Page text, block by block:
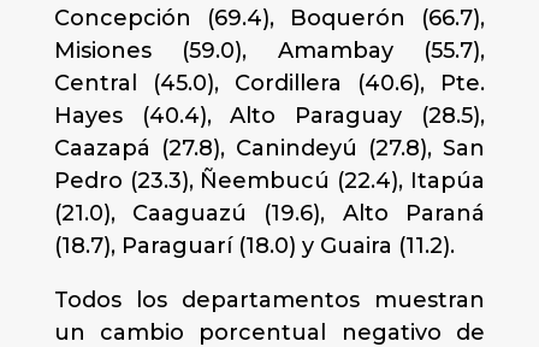
Concepción (69.4), Boquerón (66.7),
Misiones (59.0), Amambay (55.7),
Central (45.0), Cordillera (40.6), Pte.
Hayes (40.4), Alto Paraguay (28.5),
Caazapá (27.8), Canindeyú (27.8), San
Pedro (23.3), Ñeembucú (22.4), Itapúa
(21.0), Caaguazú (19.6), Alto Paraná
(18.7), Paraguarí (18.0) y Guaira (11.2).
Todos los departamentos muestran
un cambio porcentual negativo de